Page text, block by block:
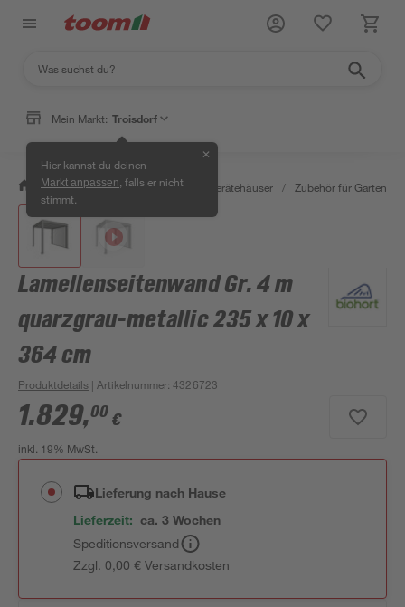
Mein Markt: Troisdorf
Hier kannst du deinen
Markt anpassen , falls er nicht
stimmt.
✕
/ Garten & Freizeit / Garten- & Gerätehäuser / Zubehör für
Lamellenseitenwand Gr. 4 m
quarzgrau-metallic 235 x 10 x
364 cm
Produktdetails | Artikelnummer:4326723
1.829,00 €
inkl. 19% MwSt.
Lieferung nach Hause
Lieferzeit: ca. 3 Wochen
Speditionsversand
Zzgl. 0,00 € Versandkosten